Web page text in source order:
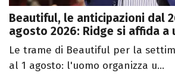
Beautiful, le anticipazioni dal
agosto 2026: Ridge si affida a
Le trame di Beautiful per la
al 1 agosto: l'uomo organizza u...